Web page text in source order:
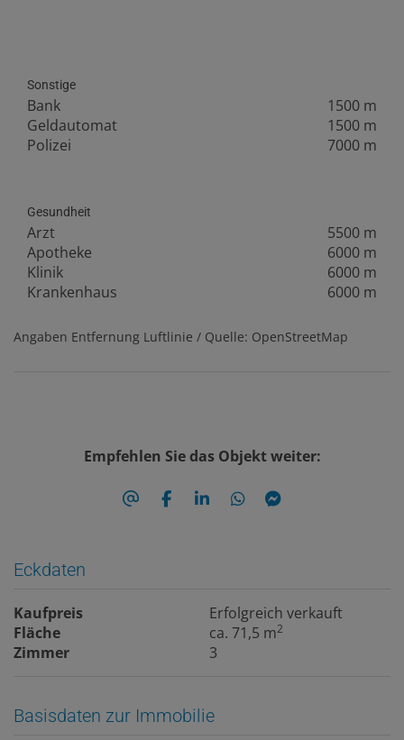
Sonstige
Bank
1500 m
Geldautomat
1500 m
Polizei
7000 m
Gesundheit
Arzt
5500 m
Apotheke
6000 m
Klinik
6000 m
Krankenhaus
6000 m
Angaben Entfernung Luftlinie / Quelle: OpenStreetMap
Empfehlen Sie das Objekt weiter:
Eckdaten
Kaufpreis
Erfolgreich verkauft
Fläche
ca. 71,5 m2
Zimmer 3
Basisdaten zur Immobilie